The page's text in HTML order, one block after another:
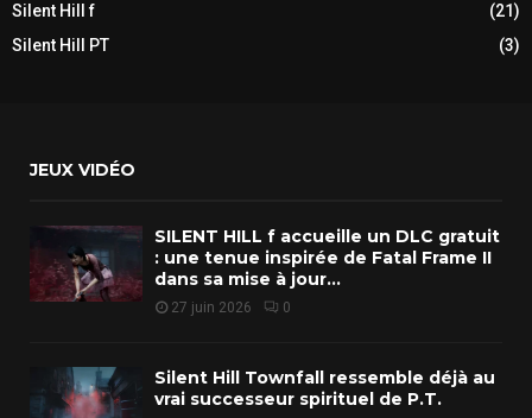
Silent Hill f
(21)
Silent Hill PT
(3)
JEUX VIDÉO
SILENT HILL f accueille un DLC gratuit
: une tenue inspirée de Fatal Frame II
dans sa mise à jour...
27 juin 2026 0
Silent Hill Townfall ressemble déjà au
vrai successeur spirituel de P.T.